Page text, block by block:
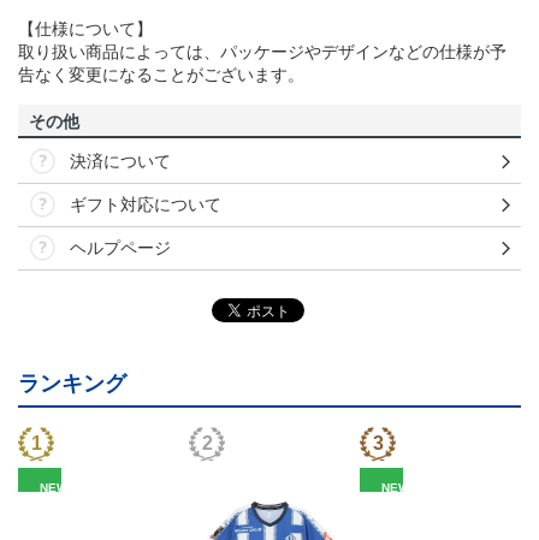
【仕様について】
取り扱い商品によっては、パッケージやデザインなどの仕様が予
告なく変更になることがございます。
その他
決済について
ギフト対応について
ヘルプページ
ランキング
NEW NEW